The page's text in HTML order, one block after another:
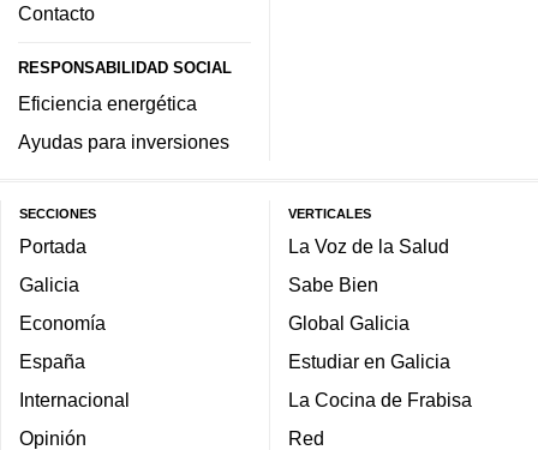
Contacto
RESPONSABILIDAD SOCIAL
Eficiencia energética
Ayudas para inversiones
SECCIONES
Portada
Galicia
Economía
España
Internacional
Opinión
VERTICALES
La Voz de la Salud
Sabe Bien
Global Galicia
Estudiar en Galicia
La Cocina de Frabisa
Red